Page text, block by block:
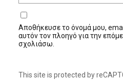
Αποθήκευσε το όνομά μου,
αυτόν τον πλοηγό για την
σχολιάσω.
This site is protected by